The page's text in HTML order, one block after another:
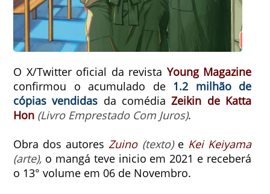
O X/Twitter oficial da revista Young Magazine
confirmou o acumulado de1.2 milhão de
cópias vendidas da comédiaZeikin de Katta
Hon (Livro Emprestado Com Juros).
Obra dos autoresZuino (texto)e Kei Keiyama
(arte), o mangá teve inicio em 2021 e receberá
o 13° volume em 06 de Novembro.